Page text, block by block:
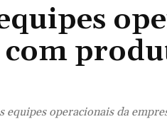
com
operacionais da